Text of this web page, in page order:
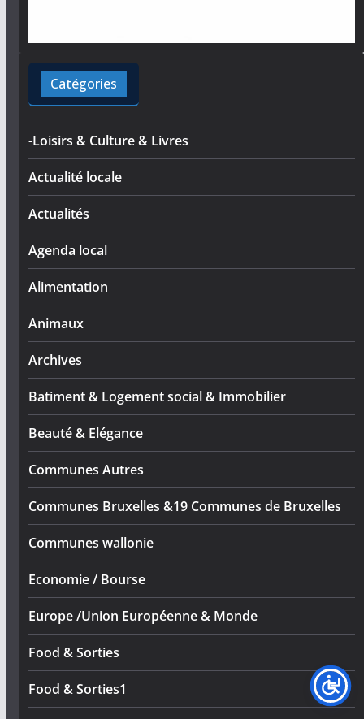
Catégories
-Loisirs & Culture & Livres
Actualité locale
Actualités
Agenda local
Alimentation
Animaux
Archives
Batiment & Logement social & Immobilier
Beauté & Elégance
Communes Autres
Communes Bruxelles &19 Communes de Bruxelles
Communes wallonie
Economie / Bourse
Europe /Union Européenne & Monde
Food & Sorties
Food & Sorties1